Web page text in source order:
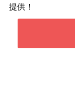
提供！